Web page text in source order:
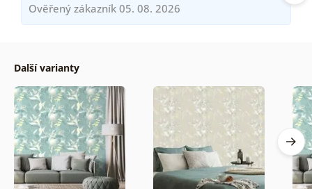
Ověřený zákazník 05. 08. 2026
Další varianty